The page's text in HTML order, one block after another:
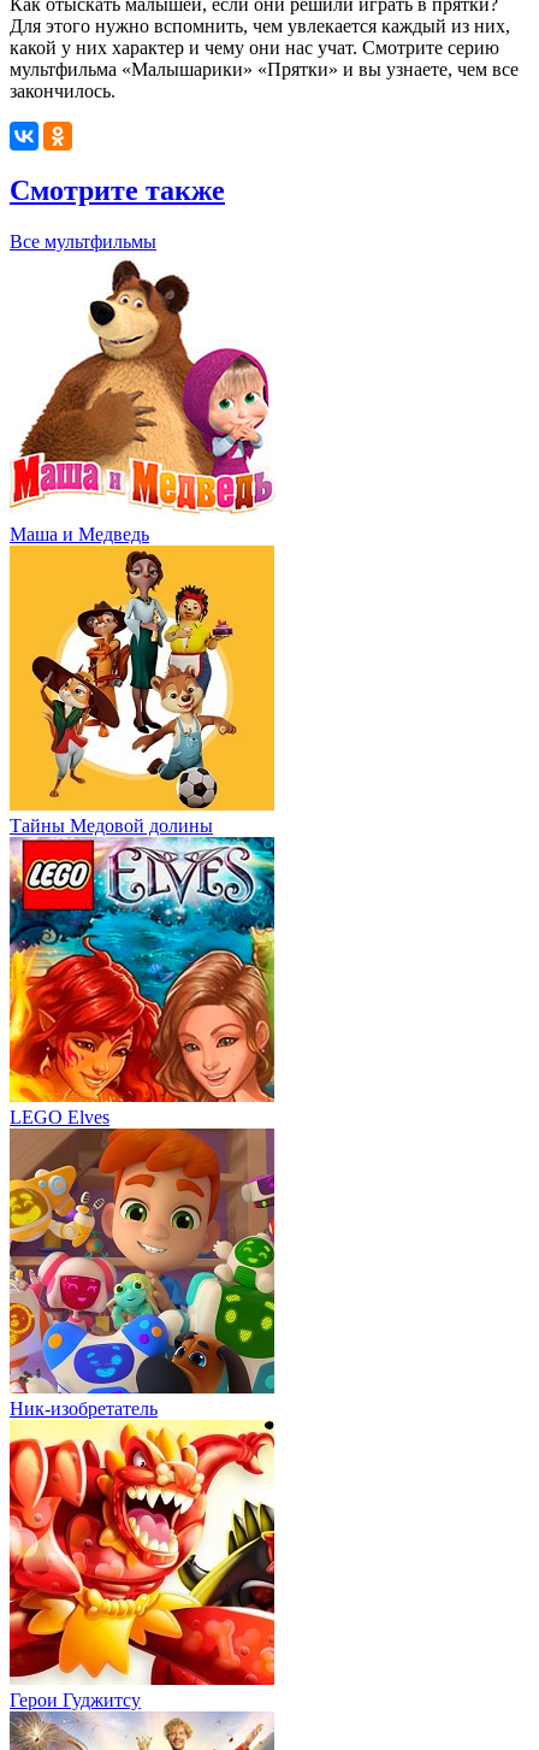
Для этого нужно вспомнить, чем увлекается каждый из них,
какой у них характер и чему они нас учат. Смотрите серию
мультфильма «Малышарики» «Прятки» и вы узнаете, чем все
закончилось.
Смотрите также
Все мультфильмы
Маша и Медведь
Тайны Медовой долины
LEGO Elves
Ник-изобретатель
Герои Гуджитсу